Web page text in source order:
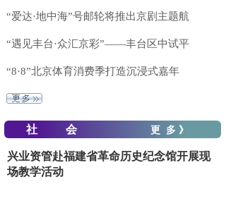
“爱达·地中海”号邮轮将推出京剧主题航
“遇见丰台·众汇京彩”——丰台区中试平
“8·8”北京体育消费季打造沉浸式嘉年
社 会 更 多 》
兴业资管赴福建省革命历史纪念馆开展现
场教学活动